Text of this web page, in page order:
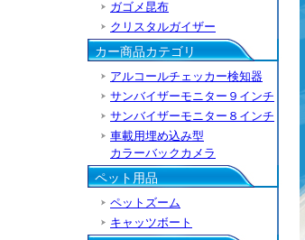
ガゴメ昆布
クリスタルガイザー
カー商品カテゴリ
アルコールチェッカー検知器
サンバイザーモニター９インチ
サンバイザーモニター８インチ
車載用埋め込み型
カラーバックカメラ
ペット用品
ペットズーム
キャッツボート